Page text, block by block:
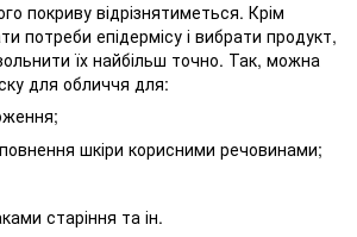
покриву відрізнятиметься. Крім
потреби епідермісу і вибрати продукт,
їх найбільш точно. Так, можна
для обличчя для:
шкіри корисними речовинами;
старіння та ін.